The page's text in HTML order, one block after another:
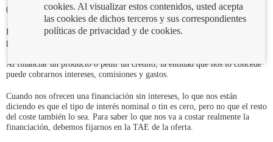
02/01/2018
Es muy frecuente encontrarnos con ofertas de financiación “sin intereses”,
pero ¿sabemos realmente lo que significa?
Al financiar un producto o pedir un crédito, la entidad que nos lo concede
puede cobrarnos intereses, comisiones y gastos.
Cuando nos ofrecen una financiación sin intereses, lo que nos están
diciendo es que el tipo de interés nominal o tin es cero, pero no que el resto
del coste también lo sea. Para saber lo que nos va a costar realmente la
financiación, debemos fijarnos en la TAE de la oferta.
cookies. Al visualizar estos contenidos, usted acepta
las cookies de dichos terceros y sus correspondientes
políticas de privacidad y de cookies.